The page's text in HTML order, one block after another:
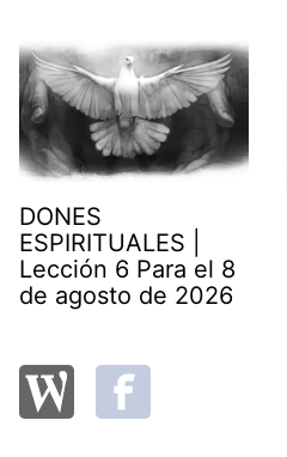
DONES
ESPIRITUALES |
Lección 6 Para el 8
de agosto de 2026